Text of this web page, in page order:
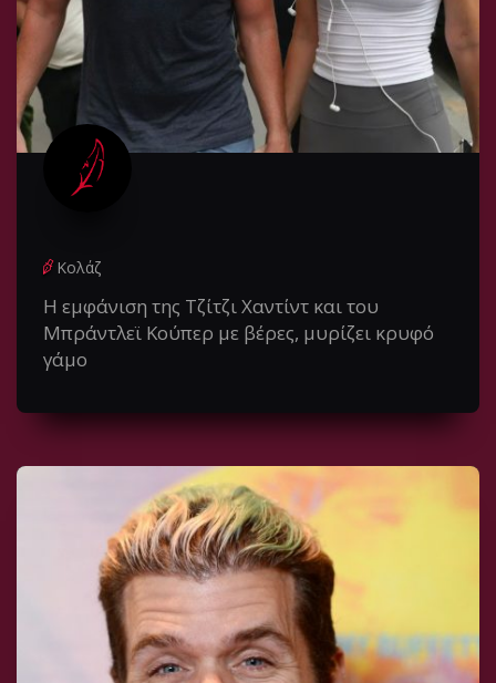
Κολάζ
Η εμφάνιση της Τζίτζι Χαντίντ και του
Μπράντλεϊ Κούπερ με βέρες, μυρίζει κρυφό
γάμο